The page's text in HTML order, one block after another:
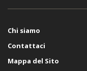
Chi siamo
Contattaci
Mappa del Sito